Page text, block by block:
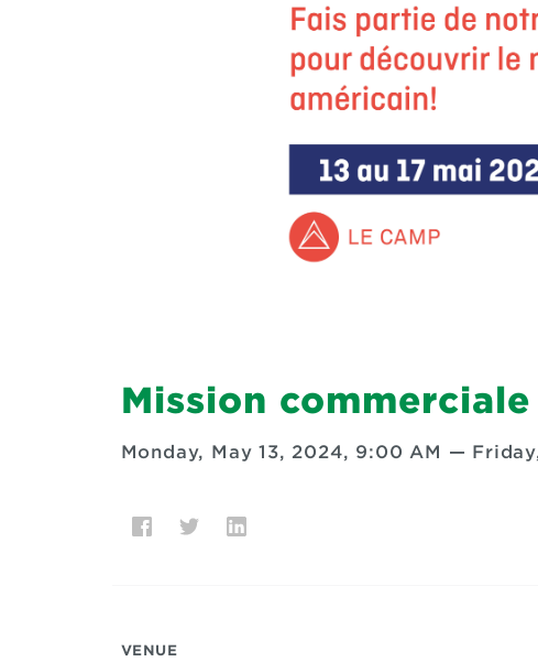
Mission
Monday, May 13, 2024, 9:00 AM —
VENUE